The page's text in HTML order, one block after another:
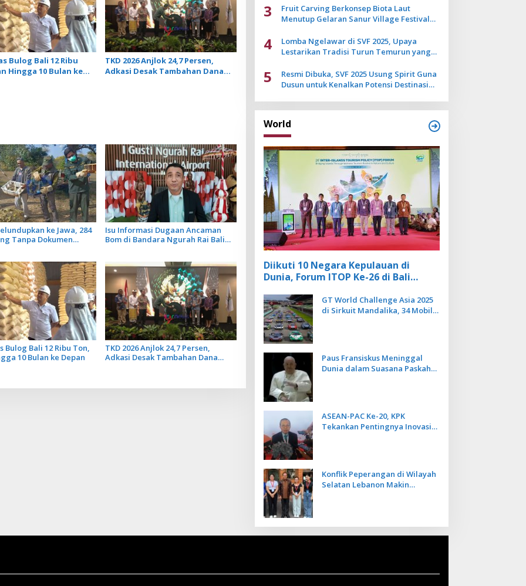
Bulog Bali 12 Ribu
Hingga 10 Bulan ke
TKD 2026 Anjlok 24,7 Persen,
Adkasi Desak Tambahan Dana
ke Jawa, 284
Tanpa Dokumen
Isu Informasi Dugaan Ancaman
Bom di Bandara Ngurah Rai Bali
Bulog Bali 12 Ribu Ton,
10 Bulan ke Depan
TKD 2026 Anjlok 24,7 Persen,
Adkasi Desak Tambahan Dana
3
Fruit Carving Berkonsep Biota Laut
Menutup Gelaran Sanur Village Festival
4
Lomba Ngelawar di SVF 2025, Upaya
Lestarikan Tradisi Turun Temurun yang
5
Resmi Dibuka, SVF 2025 Usung Spirit Guna
Dusun untuk Kenalkan Potensi Destinasi
World
Diikuti 10 Negara Kepulauan di
Dunia, Forum ITOP Ke-26 di Bali
Berbasis Alam dan Budaya
GT World Challenge Asia 2025
di Sirkuit Mandalika, 34 Mobil
Paus Fransiskus Meninggal
Dunia dalam Suasana Paskah
ASEAN-PAC Ke-20, KPK
Tekankan Pentingnya Inovasi
Konflik Peperangan di Wilayah
Selatan Lebanon Makin